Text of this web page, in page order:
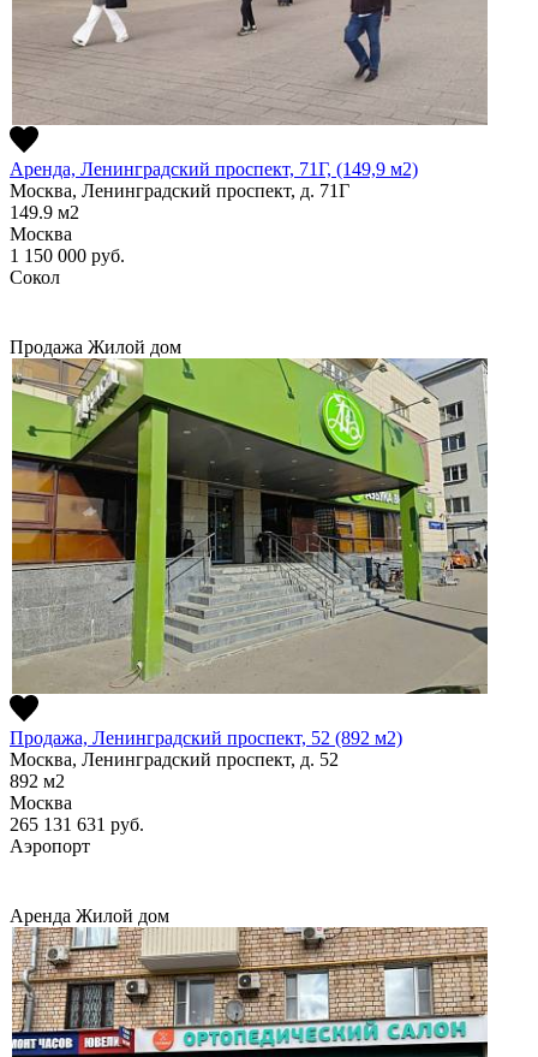
Аренда, Ленинградский проспект, 71Г, (149,9 м2)
Москва, Ленинградский проспект, д. 71Г
149.9 м2
Москва
1 150 000 руб.
Сокол
Продажа Жилой дом
Продажа, Ленинградский проспект, 52 (892 м2)
Москва, Ленинградский проспект, д. 52
892 м2
Москва
265 131 631 руб.
Аэропорт
Аренда Жилой дом